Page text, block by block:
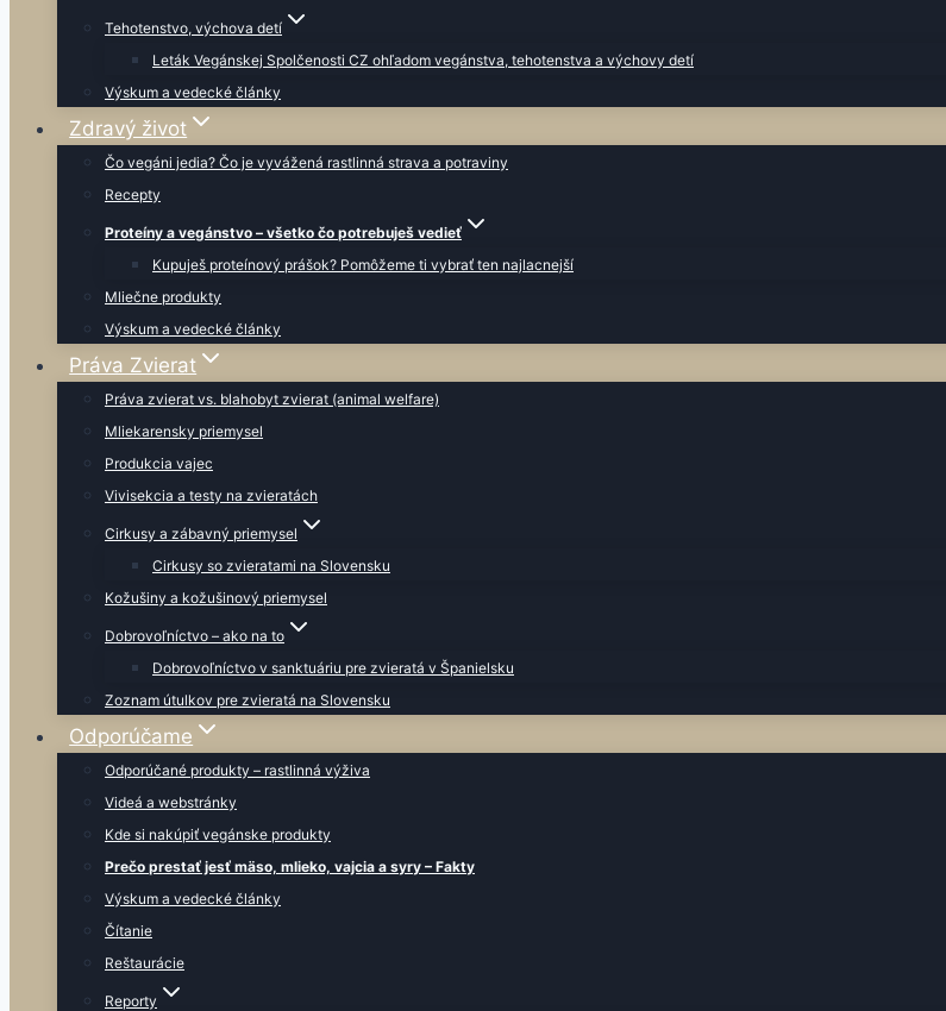
Tehotenstvo, výchova detí
Leták Vegánskej Spolčenosti CZ ohľadom vegánstva, tehotenstva a výchovy detí
Výskum a vedecké články
Zdravý život
Čo vegáni jedia? Čo je vyvážená rastlinná strava a potraviny
Recepty
Proteíny a vegánstvo – všetko čo potrebuješ vedieť
Kupuješ proteínový prášok? Pomôžeme ti vybrať ten najlacnejší
Mliečne produkty
Výskum a vedecké články
Práva Zvierat
Práva zvierat vs. blahobyt zvierat (animal welfare)
Mliekarensky priemysel
Produkcia vajec
Vivisekcia a testy na zvieratách
Cirkusy a zábavný priemysel
Cirkusy so zvieratami na Slovensku
Kožušiny a kožušinový priemysel
Dobrovoľníctvo – ako na to
Dobrovoľníctvo v sanktuáriu pre zvieratá v Španielsku
Zoznam útulkov pre zvieratá na Slovensku
Odporúčame
Odporúčané produkty – rastlinná výživa
Videá a webstránky
Kde si nakúpiť vegánske produkty
Prečo prestať jesť mäso, mlieko, vajcia a syry – Fakty
Výskum a vedecké články
Čítanie
Reštaurácie
Reporty